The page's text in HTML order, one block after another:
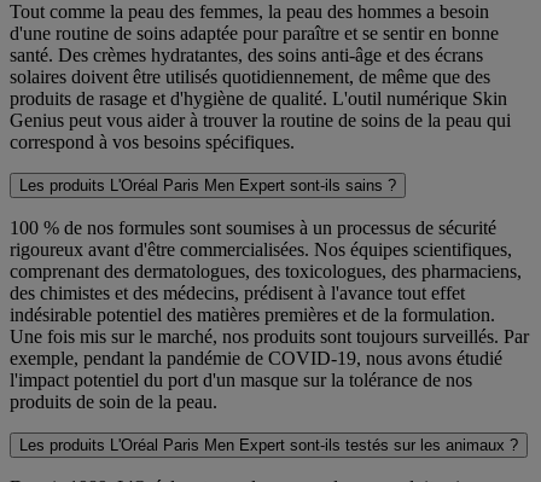
Tout comme la peau des femmes, la peau des hommes a besoin
d'une routine de soins adaptée pour paraître et se sentir en bonne
santé. Des crèmes hydratantes, des soins anti-âge et des écrans
solaires doivent être utilisés quotidiennement, de même que des
produits de rasage et d'hygiène de qualité. L'outil numérique Skin
Genius peut vous aider à trouver la routine de soins de la peau qui
correspond à vos besoins spécifiques.
Les produits L'Oréal Paris Men Expert sont-ils sains ?
100 % de nos formules sont soumises à un processus de sécurité
rigoureux avant d'être commercialisées. Nos équipes scientifiques,
comprenant des dermatologues, des toxicologues, des pharmaciens,
des chimistes et des médecins, prédisent à l'avance tout effet
indésirable potentiel des matières premières et de la formulation.
Une fois mis sur le marché, nos produits sont toujours surveillés. Par
exemple, pendant la pandémie de COVID-19, nous avons étudié
l'impact potentiel du port d'un masque sur la tolérance de nos
produits de soin de la peau.
Les produits L'Oréal Paris Men Expert sont-ils testés sur les animaux ?